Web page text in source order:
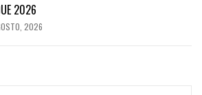
2026
2026